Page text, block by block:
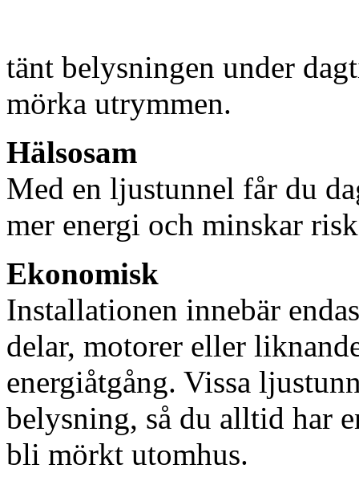
tänt belysningen under
mörka utrymmen.
Hälsosam
Med en ljustunnel får du
mer energi och minskar
Ekonomisk
Installationen innebär
delar, motorer eller
energiåtgång. Vissa
belysning, så du alltid har
bli mörkt utomhus.